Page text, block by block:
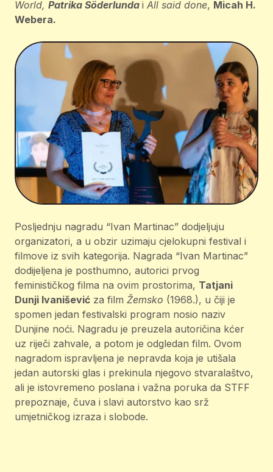
World, Patrika Söderlunda i All said done, Micah H.
Webera.
Posljednju nagradu “Ivan Martinac” dodjeljuju
organizatori, a u obzir uzimaju cjelokupni festival i
filmove iz svih kategorija. Nagrada “Ivan Martinac”
dodijeljena je posthumno, autorici prvog
feminističkog filma na ovim prostorima, Tatjani
Dunji Ivanišević za film Žemsko (1968.), u čiji je
spomen jedan festivalski program nosio naziv
Dunjine noći. Nagradu je preuzela autoričina kćer
uz riječi zahvale, a potom je odgledan film. Ovom
nagradom ispravljena je nepravda koja je utišala
jedan autorski glas i prekinula njegovo stvaralaštvo,
ali je istovremeno poslana i važna poruka da STFF
prepoznaje, čuva i slavi autorstvo kao srž
umjetničkog izraza i slobode.